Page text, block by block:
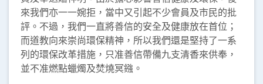
來我們亦一一婉拒，當中又引起不少會員及市民的批
評。不過，我們一直將善信的安全及健康放在首位；
而道教向來崇尚環保精神，所以我們還是堅持了一系
列的環保改革措施，只准善信帶備九支清香來供奉，
並不准燃點蠟燭及焚燒冥鏹。